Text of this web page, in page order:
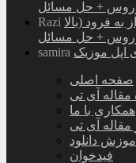
کوروس + حل مسائل
Razi فرود (بالا
+ حل مسائل
samira
صفحه اصلی
مقاله آی تی
همکاری با ما
مقاله آی تی
آموزش دانلود
فیدخوان